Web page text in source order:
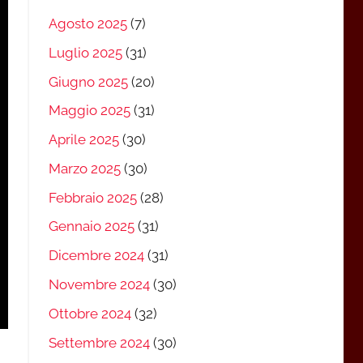
Agosto 2025(7)
Luglio 2025(31)
Giugno 2025(20)
Maggio 2025(31)
Aprile 2025(30)
Marzo 2025(30)
Febbraio 2025(28)
Gennaio 2025(31)
Dicembre 2024(31)
Novembre 2024(30)
Ottobre 2024(32)
Settembre 2024(30)